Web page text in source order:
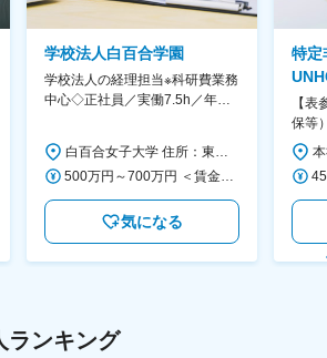
学校法人白百合学園
学校法人の経理担当※科研費業務
中心◇正社員／実働7.5h／年休
気になる
特定
【
保等
活動
◆正
ランキング